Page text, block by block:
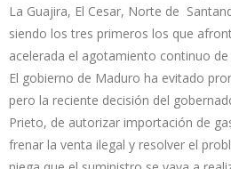
La Guajira, El Cesar, Norte de
siendo los tres primeros los que
acelerada el agotamiento continuo de
El gobierno de Maduro ha evitado
pero la reciente decisión del
Prieto, de autorizar importación de
frenar la venta ilegal y resolver el